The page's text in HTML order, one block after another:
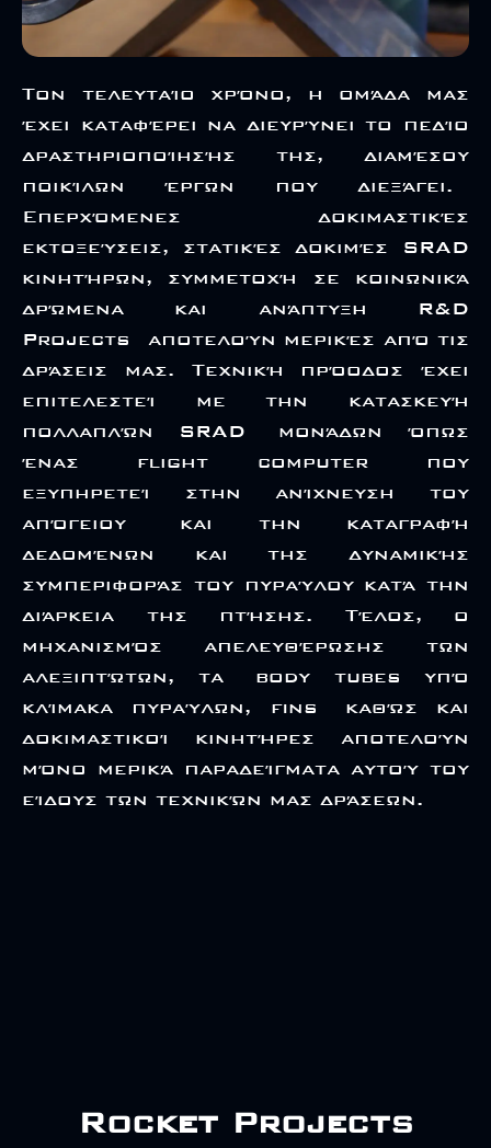
Τον τελευταίο χρόνο, η ομάδα μας
έχει καταφέρει να διευρύνει το πεδίο
δραστηριοποίησής της, διαμέσου
ποικίλων έργων που διεξάγει.
Επερχόμενες δοκιμαστικές
εκτοξεύσεις, στατικές δοκιμές SRAD
κινητήρων, συμμετοχή σε κοινωνικά
δρώμενα και ανάπτυξη R&D
Projects αποτελούν μερικές από τις
δράσεις μας. Τεχνική πρόοδος έχει
επιτελεστεί με την κατασκευή
πολλαπλών SRAD μονάδων όπως
ένας flight computer που
εξυπηρετεί στην ανίχνευση του
απόγειου και την καταγραφή
δεδομένων και της δυναμικής
συμπεριφοράς του πυραύλου κατά την
διάρκεια της πτήσης. Τέλος, ο
μηχανισμός απελευθέρωσης των
αλεξιπτώτων, τα body tubes υπό
κλίμακα πυραύλων, fins καθώς και
δοκιμαστικοί κινητήρες αποτελούν
μόνο μερικά παραδείγματα αυτού του
είδους των τεχνικών μας δράσεων.
Rocket Projects